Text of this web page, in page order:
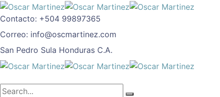
Contacto: +504 99897365
Correo: info@oscmartinez.com
San Pedro Sula Honduras C.A.